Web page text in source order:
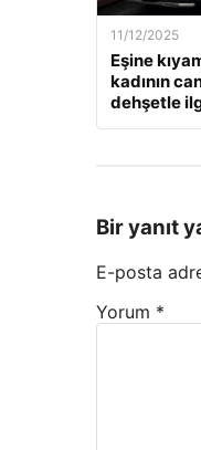
11/12/2025
Eşine
kadının
dehşetle
Bir yanıt
E-posta
Yorum *